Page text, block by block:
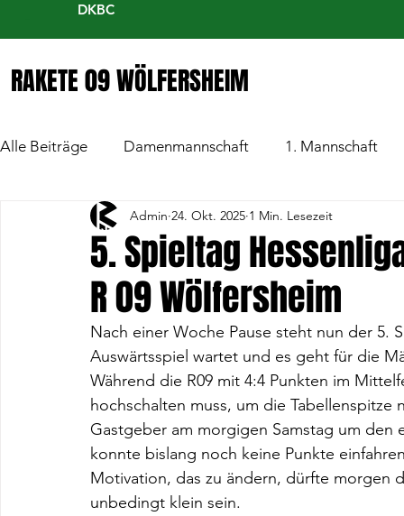
DKBC
RAKETE 09 WÖLFERSHEIM
Alle Beiträge Damenmannschaft 1. Mannschaft
5. Spieltag
R 09 Wölfersheim
Admin 24. Okt. 2025 1 Min. Lesezeit
Nach einer Woche Pause steht nun der 5.
Auswärtsspiel wartet und es geht für die
Während die R09 mit 4:4 Punkten im
hochschalten muss, um die
Gastgeber am morgigen Samstag um den
konnte bislang noch keine Punkte
Motivation, das zu ändern, dürfte morgen
unbedingt klein sein.